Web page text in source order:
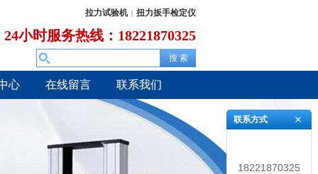
拉力试验机 | 扭力扳手检定仪
24小时服务热线：18221870325
心 在线留言 联系我们
联系方式
18221870325